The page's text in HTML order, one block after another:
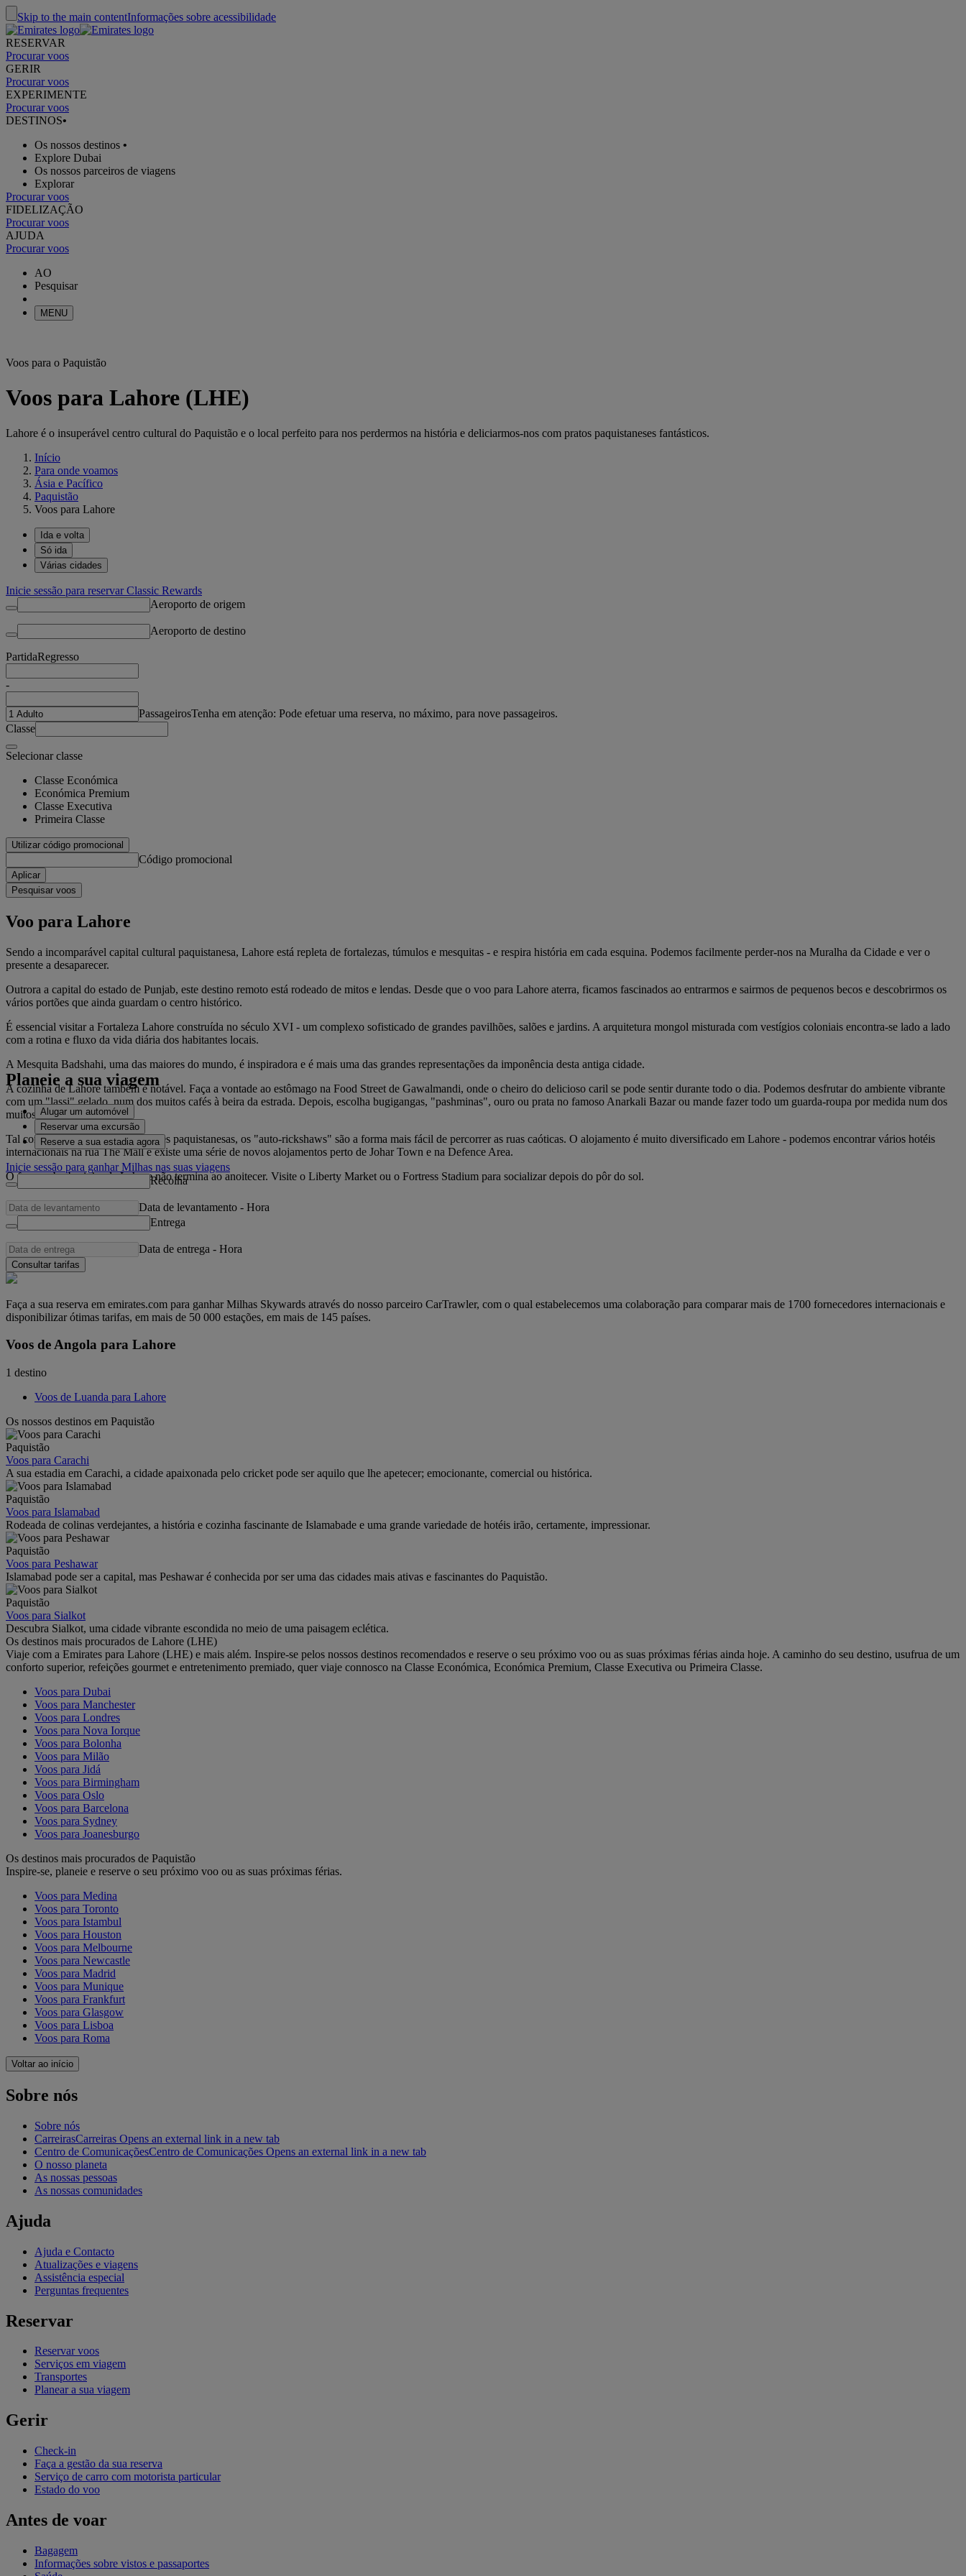
Skip to the main contentInformações sobre acessibilidade
RESERVAR
Procurar voos
GERIR
Procurar voos
EXPERIMENTE
Procurar voos
DESTINOS•
Os nossos destinos •
Explore Dubai
Os nossos parceiros de viagens
Explorar
Procurar voos
FIDELIZAÇÃO
Procurar voos
AJUDA
Procurar voos
AO
Pesquisar
MENU
Voos para o Paquistão
Voos para Lahore (LHE)
Lahore é o insuperável centro cultural do Paquistão e o local perfeito para nos perdermos na história e deliciarmos-nos com pratos paquistaneses fantásticos.
Início
Para onde voamos
Ásia e Pacífico
Paquistão
Voos para Lahore
Ida e volta
Só ida
Várias cidades
Inicie sessão para reservar Classic Rewards
Aeroporto de origem
Aeroporto de destino
PartidaRegresso
-
PassageirosTenha em atenção: Pode efetuar uma reserva, no máximo, para nove passageiros.
Classe
Selecionar classe
Classe Económica
Económica Premium
Classe Executiva
Primeira Classe
Utilizar código promocional
Código promocional
Aplicar
Pesquisar voos
Voo para Lahore
Sendo a incomparável capital cultural paquistanesa, Lahore está repleta de fortalezas, túmulos e mesquitas - e respira história em cada esquina. Podemos facilmente perder-nos na Muralha da Cidade e ver o
presente a desaparecer.
Outrora a capital do estado de Punjab, este destino remoto está rodeado de mitos e lendas. Desde que o voo para Lahore aterra, ficamos fascinados ao entrarmos e sairmos de pequenos becos e descobrirmos os
vários portões que ainda guardam o centro histórico.
É essencial visitar a Fortaleza Lahore construída no século XVI - um complexo sofisticado de grandes pavilhões, salões e jardins. A arquitetura mongol misturada com vestígios coloniais encontra-se lado a lado
com a rotina e fluxo da vida diária dos habitantes locais.
A Mesquita Badshahi, uma das maiores do mundo, é inspiradora e é mais uma das grandes representações da imponência desta antiga cidade.
A cozinha de Lahore também é notável. Faça a vontade ao estômago na Food Street de Gawalmandi, onde o cheiro do delicioso caril se pode sentir durante todo o dia. Podemos desfrutar do ambiente vibrante
com um "lassi" gelado, num dos muitos cafés à beira da estrada. Depois, escolha bugigangas, "pashminas", ouro ou prata no famoso Anarkali Bazar ou mande fazer todo um guarda-roupa por medida num dos
muitos alfaiates da cidade.
Tal como na maior parte das cidades paquistanesas, os "auto-rickshaws" são a forma mais fácil de percorrer as ruas caóticas. O alojamento é muito diversificado em Lahore - podemos encontrar vários hotéis
internacionais na rua The Mall e existe uma série de novos alojamentos perto de Johar Town e na Defence Area.
O famoso burburinho de Lahore não termina ao anoitecer. Visite o Liberty Market ou o Fortress Stadium para socializar depois do pôr do sol.
Planeie a sua viagem
Alugar um automóvel
Reservar uma excursão
Reserve a sua estadia agora
Inicie sessão para ganhar Milhas nas suas viagens
Recolha
Data de levantamento - Hora
Entrega
Data de entrega - Hora
Consultar tarifas
Faça a sua reserva em emirates.com para ganhar Milhas Skywards através do nosso parceiro CarTrawler, com o qual estabelecemos uma colaboração para comparar mais de 1700 fornecedores internacionais e
disponibilizar ótimas tarifas, em mais de 50 000 estações, em mais de 145 países.
Voos de Angola para Lahore
1 destino
Voos de Luanda para Lahore
Os nossos destinos em Paquistão
Paquistão
Voos para Carachi
A sua estadia em Carachi, a cidade apaixonada pelo cricket pode ser aquilo que lhe apetecer; emocionante, comercial ou histórica.
Paquistão
Voos para Islamabad
Rodeada de colinas verdejantes, a história e cozinha fascinante de Islamabade e uma grande variedade de hotéis irão, certamente, impressionar.
Paquistão
Voos para Peshawar
Islamabad pode ser a capital, mas Peshawar é conhecida por ser uma das cidades mais ativas e fascinantes do Paquistão.
Paquistão
Voos para Sialkot
Descubra Sialkot, uma cidade vibrante escondida no meio de uma paisagem eclética.
Os destinos mais procurados de Lahore (LHE)
Viaje com a Emirates para Lahore (LHE) e mais além. Inspire-se pelos nossos destinos recomendados e reserve o seu próximo voo ou as suas próximas férias ainda hoje. A caminho do seu destino, usufrua de um
conforto superior, refeições gourmet e entretenimento premiado, quer viaje connosco na Classe Económica, Económica Premium, Classe Executiva ou Primeira Classe.
Voos para Dubai
Voos para Manchester
Voos para Londres
Voos para Nova Iorque
Voos para Bolonha
Voos para Milão
Voos para Jidá
Voos para Birmingham
Voos para Oslo
Voos para Barcelona
Voos para Sydney
Voos para Joanesburgo
Os destinos mais procurados de Paquistão
Inspire-se, planeie e reserve o seu próximo voo ou as suas próximas férias.
Voos para Medina
Voos para Toronto
Voos para Istambul
Voos para Houston
Voos para Melbourne
Voos para Newcastle
Voos para Madrid
Voos para Munique
Voos para Frankfurt
Voos para Glasgow
Voos para Lisboa
Voos para Roma
Voltar ao início
Sobre nós
Sobre nós
CarreirasCarreiras Opens an external link in a new tab
Centro de ComunicaçõesCentro de Comunicações Opens an external link in a new tab
O nosso planeta
As nossas pessoas
As nossas comunidades
Ajuda
Ajuda e Contacto
Atualizações e viagens
Assistência especial
Perguntas frequentes
Reservar
Reservar voos
Serviços em viagem
Transportes
Planear a sua viagem
Gerir
Check-in
Faça a gestão da sua reserva
Serviço de carro com motorista particular
Estado do voo
Antes de voar
Bagagem
Informações sobre vistos e passaportes